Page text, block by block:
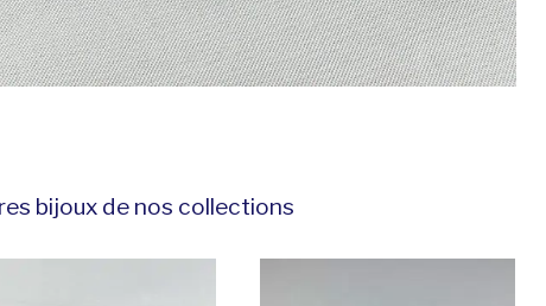
bijoux de nos collections